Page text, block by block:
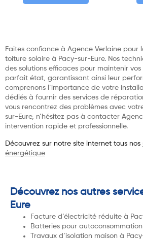
Faites confiance à Agence Verlaine
toiture solaire à Pacy-sur-Eure. Nos
des solutions efficaces pour maintenir
parfait état, garantissant ainsi leur
comprenons l’importance de votre
dédiés à fournir des services de
vous rencontrez des problèmes avec
sur-Eure, n’hésitez pas à contacter
intervention rapide et professionnelle.
Découvrez sur notre site internet tous nos
énergétique
Découvrez nos autres
Eure
Facture d’électricité réduite à
Batteries pour
Travaux d’isolation maison à